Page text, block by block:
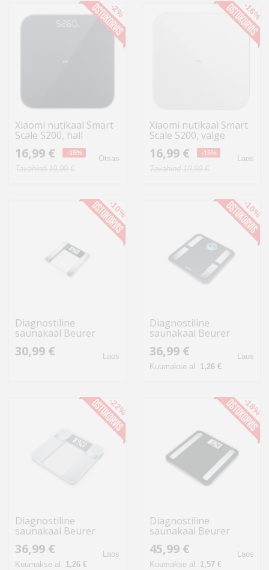
Xiaomi nutikaal Smart
Scale S200, hall
16,99 € -15%
Tavahind 19,99 €
Otsas
-2%
Xiaomi nutikaal Smart
Scale S200, valge
16,99 € -15%
Tavahind 19,99 €
Laos
-16%
Diagnostiline
saunakaal Beurer
30,99 € Laos
-10%
Diagnostiline
saunakaal Beurer
36,99 €
Kuumakse al. 1,26 €
Laos
-10%
Diagnostiline
saunakaal Beurer
36,99 €
Kuumakse al. 1,26 €
Laos
-22%
Diagnostiline
saunakaal Beurer
45,99 €
Kuumakse al. 1,57 €
Laos
-18%